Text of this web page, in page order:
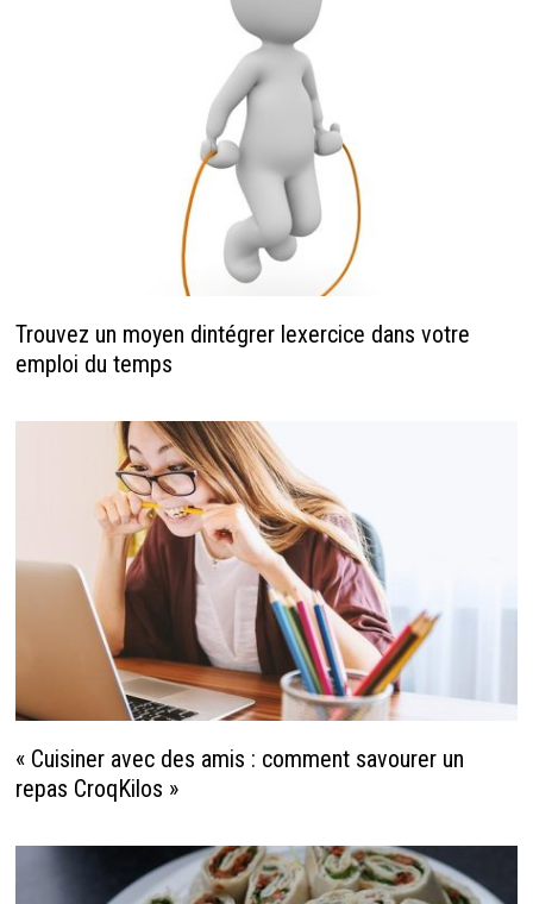
Trouvez un moyen dintégrer lexercice dans votre
emploi du temps
« Cuisiner avec des amis : comment savourer un
repas CroqKilos »